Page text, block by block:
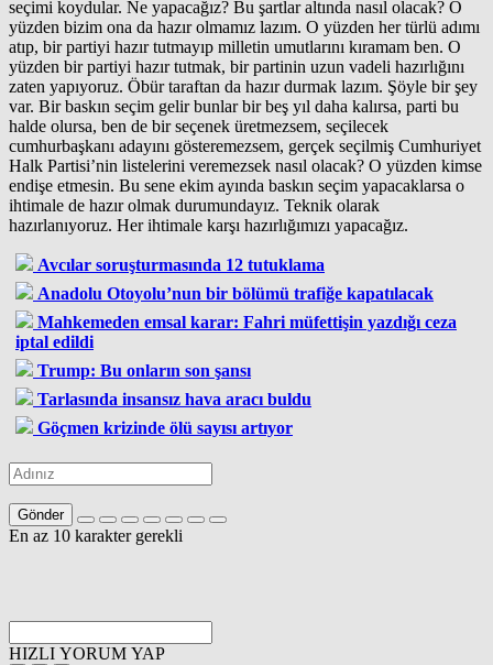
seçimi koydular. Ne yapacağız? Bu şartlar altında nasıl olacak? O
yüzden bizim ona da hazır olmamız lazım. O yüzden her türlü adımı
atıp, bir partiyi hazır tutmayıp milletin umutlarını kıramam ben. O
yüzden bir partiyi hazır tutmak, bir partinin uzun vadeli hazırlığını
zaten yapıyoruz. Öbür taraftan da hazır durmak lazım. Şöyle bir şey
var. Bir baskın seçim gelir bunlar bir beş yıl daha kalırsa, parti bu
halde olursa, ben de bir seçenek üretmezsem, seçilecek
cumhurbaşkanı adayını gösteremezsem, gerçek seçilmiş Cumhuriyet
Halk Partisi’nin listelerini veremezsek nasıl olacak? O yüzden kimse
endişe etmesin. Bu sene ekim ayında baskın seçim yapacaklarsa o
ihtimale de hazır olmak durumundayız. Teknik olarak
hazırlanıyoruz. Her ihtimale karşı hazırlığımızı yapacağız.
Avcılar soruşturmasında 12 tutuklama
Anadolu Otoyolu’nun bir bölümü trafiğe kapatılacak
Mahkemeden emsal karar: Fahri müfettişin yazdığı ceza
iptal edildi
Trump: Bu onların son şansı
Tarlasında insansız hava aracı buldu
Göçmen krizinde ölü sayısı artıyor
Gönder
En az 10 karakter gerekli
HIZLI YORUM YAP